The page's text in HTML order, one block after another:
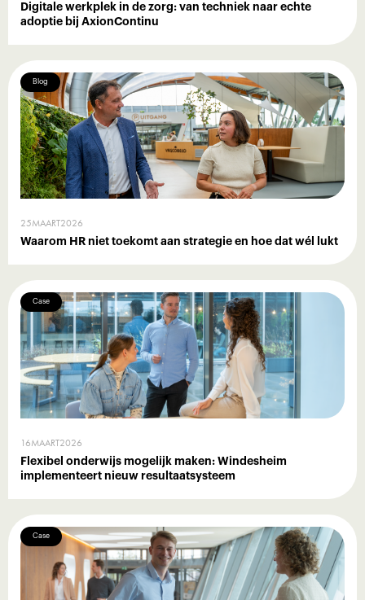
Digitale werkplek in de zorg: van techniek naar echte
adoptie bij AxionContinu
Blog
25MAART2026
Waarom HR niet toekomt aan strategie en hoe dat wél lukt
Case
16MAART2026
Flexibel onderwijs mogelijk maken: Windesheim
implementeert nieuw resultaatsysteem
Case